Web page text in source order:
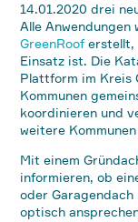
14.01.2020 drei
Alle Anwendungen
GreenRoof erstellt,
Einsatz ist. Die
Plattform im Kreis
Kommunen
koordinieren und
weitere
Mit einem
informieren, ob
oder
optisch